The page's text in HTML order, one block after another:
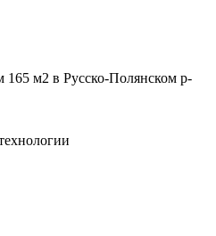
м2 в Русско-Полянском р-